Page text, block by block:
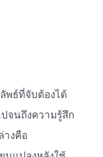
พธ์ที่จับต้องได้
จนถึงความรู้สึก
างคือ